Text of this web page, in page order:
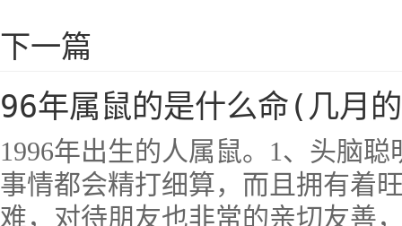
下一篇
96年属鼠的是什么命(几月
1996年出生的人属鼠。1、头脑
事情都会精打细算，而且拥有着
难，对待朋友也非常的亲切友善